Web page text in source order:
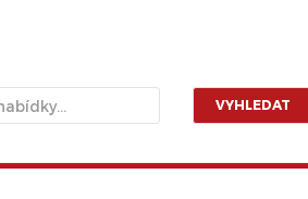
VYHLEDAT